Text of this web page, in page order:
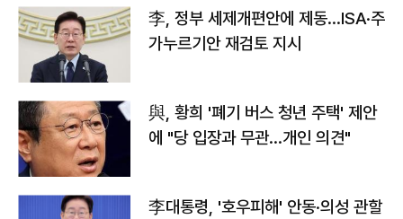
李, 정부 세제개편안에 제동…ISA·주
가누르기안 재검토 지시
與, 황희 '폐기 버스 청년 주택' 제안
에 "당 입장과 무관…개인 의견"
李대통령, '호우피해' 안동·의성 관할